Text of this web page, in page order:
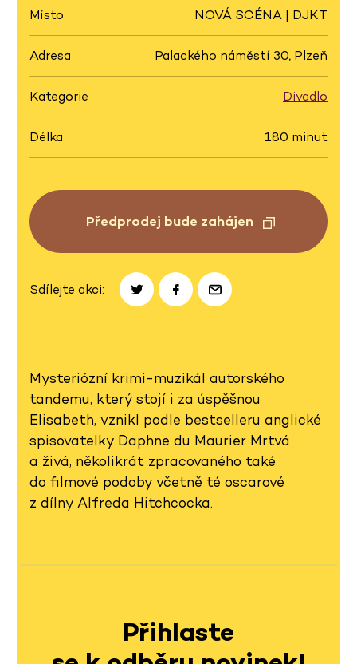
Místo NOVÁ SCÉNA | DJKT
Adresa Palackého náměstí 30, Plzeň
Kategorie Divadlo
Délka 180 minut
Předprodej bude zahájen
Sdílejte akci:
Mysteriózní krimi-muzikál autorského
tandemu, který stojí i za úspěšnou
Elisabeth, vznikl podle bestselleru anglické
spisovatelky Daphne du Maurier Mrtvá
a živá, několikrát zpracovaného také
do filmové podoby včetně té oscarové
z dílny Alfreda Hitchcocka.
Přihlaste